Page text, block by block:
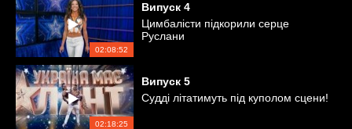
02:08:52
Випуск 4
Цимбалісти підкорили серце
Руслани
02:18:25
Випуск 5
Судді літатимуть під куполом сцени!